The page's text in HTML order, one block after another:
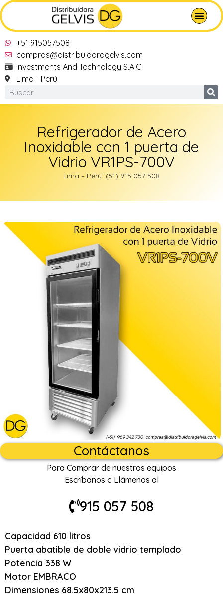
+51 915057508
compras@distribuidoragelvis.com
Investments And Technology S.A.C
Lima - Perú
Refrigerador de Acero
Inoxidable con 1 puerta de
Vidrio VR1PS-700V
Lima – Perú (51) 915 057 508
Contáctanos
Para Comprar de nuestros equipos
Escríbanos o Llámenos al
915 057 508
Capacidad 610 litros
Puerta abatible de doble vidrio templado
Potencia 338 W
Motor EMBRACO
Dimensiones 68.5x80x213.5 cm